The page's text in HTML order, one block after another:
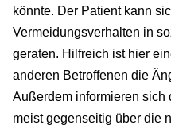
könnte. Der Patient kann
Vermeidungsverhalten in
geraten. Hilfreich ist hier
anderen Betroffenen die
Außerdem informieren sich
meist gegenseitig über die